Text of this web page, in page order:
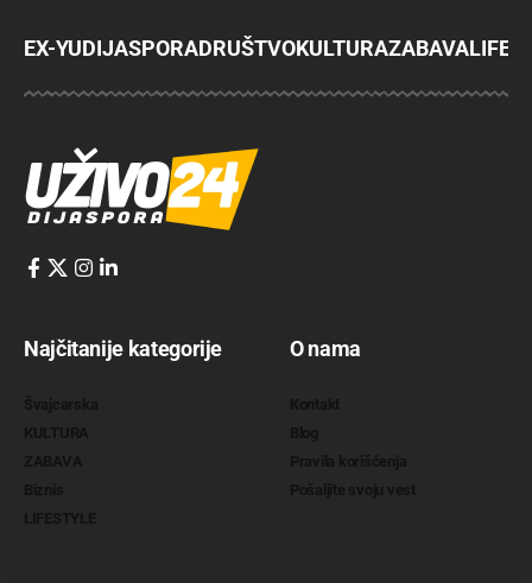
EX-YUDIJASPORADRUŠTVOKULTURAZABAVA
Najčitanije kategorije O nama